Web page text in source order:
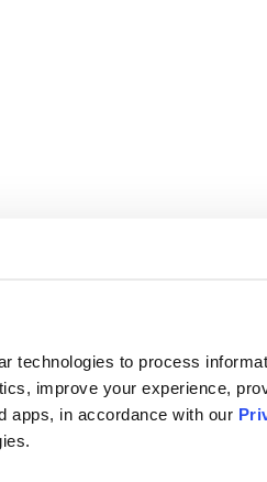
technologies to process
improve your experience,
apps, in accordance with our